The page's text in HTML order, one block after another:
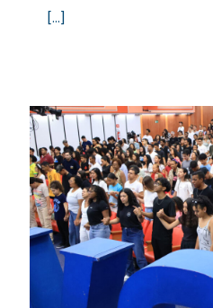
[…]